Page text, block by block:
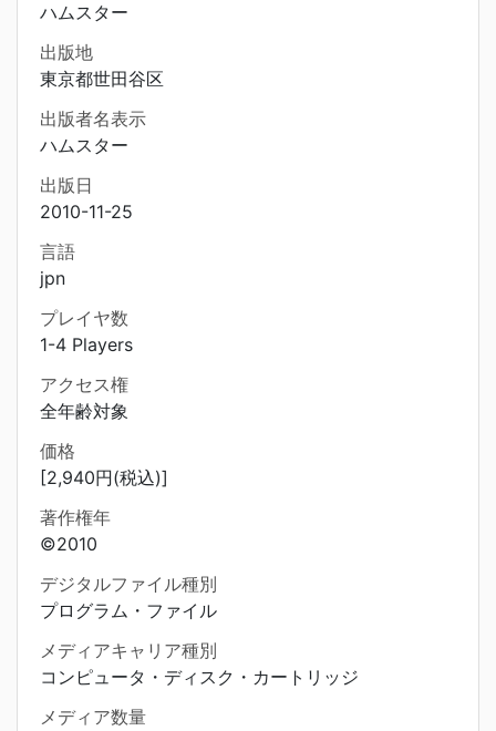
ハムスター
出版地
東京都世田谷区
出版者名表示
ハムスター
出版日
2010-11-25
言語
jpn
プレイヤ数
1-4 Players
アクセス権
全年齢対象
価格
[2,940円(税込)]
著作権年
©2010
デジタルファイル種別
プログラム・ファイル
メディアキャリア種別
コンピュータ・ディスク・カートリッジ
メディア数量